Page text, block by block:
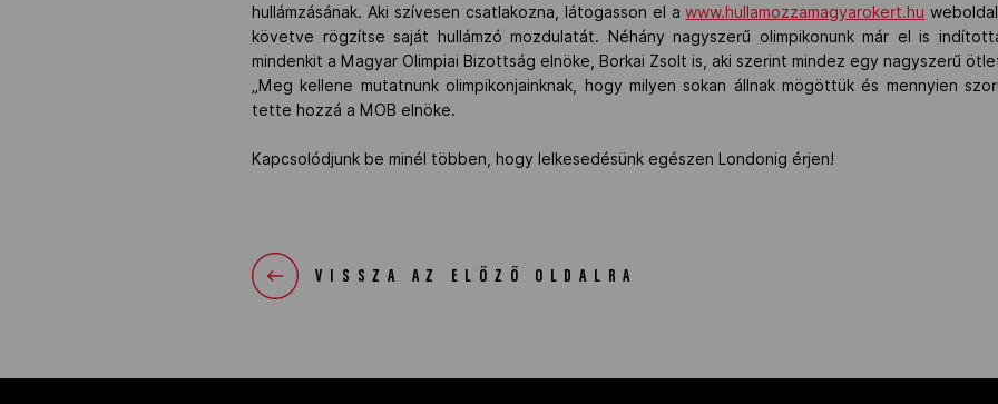
hullámzásának. Aki szívesen csatlakozna, látogasson el awww.hullamozzamagyarokert.hu
követve rögzítse saját hullámzó mozdulatát. Néhány nagyszerű olimpikonunk már el is
mindenkit a Magyar Olimpiai Bizottság elnöke, Borkai Zsolt is, aki szerint mindez egy nagyszerű
„Meg kellene mutatnunk olimpikonjainknak, hogy milyen sokan állnak mögöttük és mennyien
tette hozzá a MOB elnöke.
Kapcsolódjunk be minél többen, hogy lelkesedésünk egészen Londonig érjen!
VISSZA AZ ELŐZŐ OLDALRA